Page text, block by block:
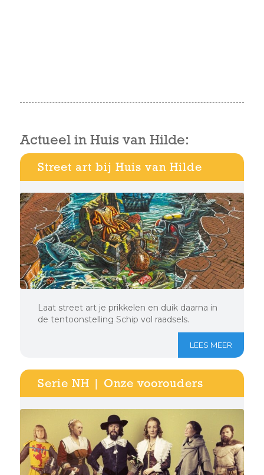
Actueel in Huis van Hilde:
Street art bij Huis van Hilde
Laat street art je prikkelen en duik daarna in
de tentoonstelling Schip vol raadsels.
LEES MEER
Serie NH | Onze voorouders